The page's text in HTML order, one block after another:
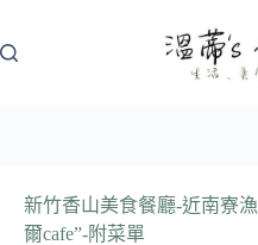
至
新竹香山美食餐廳-近南寮
爾cafe”-附菜單